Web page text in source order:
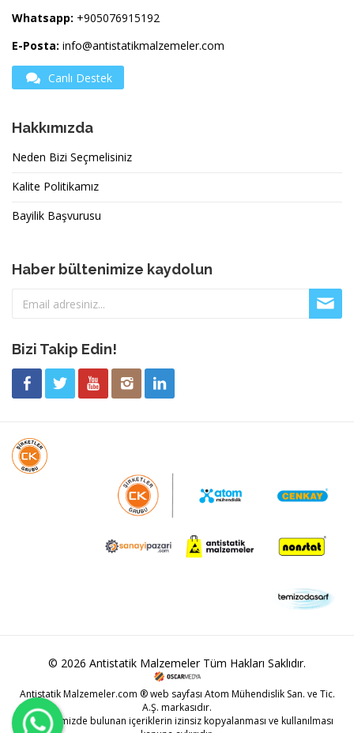
Whatsapp: +905076915192
E-Posta: info@antistatikmalzemeler.com
Canlı Destek
Hakkımızda
Neden Bizi Seçmelisiniz
Kalite Politikamız
Bayilik Başvurusu
Haber bültenimize kaydolun
Bizi Takip Edin!
© 2026 Antistatik Malzemeler Tüm Hakları Saklıdır.
Antistatik Malzemeler.com ® web sayfası Atom Mühendislik San. ve Tic.
A.Ş. markasıdır.
Web sitemizde bulunan içeriklerin izinsiz kopyalanması ve kullanılması